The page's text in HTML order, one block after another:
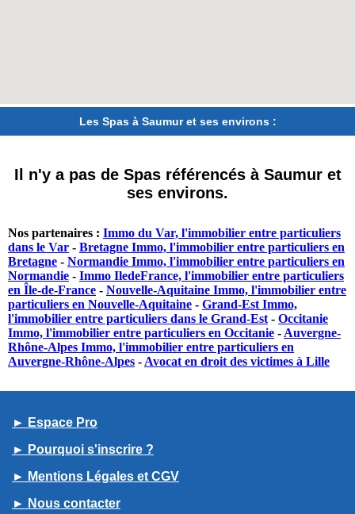
Les Spas à Saumur et ses environs :
Il n'y a pas de Spas référencés à Saumur et
ses environs.
Nos partenaires : Immo du Var, l'immobilier entre particuliers
dans le Var - Bretagne Immo, l'immobilier entre particuliers en
Bretagne - Normandie Immo, l'immobilier entre particuliers en
Normandie - Immo IledeFrance, l'immobilier entre particuliers
en Île-de-France - Nouvelle-Aquitaine Immo, l'immobilier entre
particuliers en Nouvelle-Aquitaine - Grand-Est Immo,
l'immobilier entre particuliers dans le Grand-Est - Occitanie
Immo, l'immobilier entre particuliers en Occitanie - Auvergne-
Rhône-Alpes Immo, l'immobilier entre particuliers en
Auvergne-Rhône-Alpes - Avocat en droit des victimes à Lille
► Espace Pro
► Pourquoi s'inscrire ?
► Mentions Légales et CGV
► Nous contacter